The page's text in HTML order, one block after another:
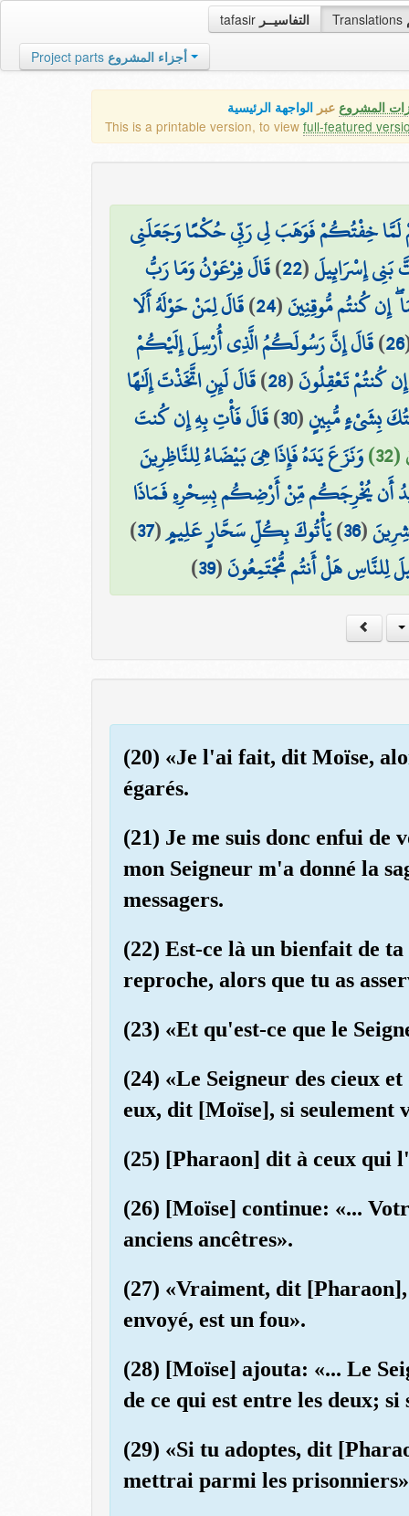
tafasir التفاسيــر Translations
Project parts أجزاء المشروع
المشروع عبر الواجهة الرئيسية
This is a printable version, to view full-featured
خِفْتُكُمْ فَوَهَبَ لِي رَبِّي حُكْمًا وَجَعَلَنِي
إِسْرَائِيلَ(
22
)قَالَ فِرْعَوْنُ وَمَا رَبُّ
إِن كُنتُم مُّوقِنِينَ(
24
)قَالَ لِمَنْ حَوْلَهُ أَلَا
26
)قَالَ إِنَّ رَسُولَكُمُ الَّذِي أُرْسِلَ إِلَيْكُمْ
كُنتُمْ تَعْقِلُونَ(
28
)قَالَ لَئِنِ اتَّخَذْتَ إِلَٰهًا
بِشَيْءٍ مُّبِينٍ(
30
)قَالَ فَأْتِ بِهِ إِن كُنتَ
وَنَزَعَ يَدَهُ فَإِذَا هِيَ بَيْضَاءُ لِلنَّاظِرِينَ
أَن يُخْرِجَكُم مِّنْ أَرْضِكُم بِسِحْرِهِ فَمَاذَا
(
36
)يَأْتُوكَ بِكُلِّ سَحَّارٍ عَلِيمٍ(
37
)
لِلنَّاسِ هَلْ أَنتُم مُّجْتَمِعُونَ(
39
)
(20) «Je l'ai fait, dit Moïse,
égarés.
(21) Je me suis donc enfui de
mon Seigneur m'a donné la
messagers.
(22) Est-ce là un bienfait de
reproche, alors que tu as
(23) «Et qu'est-ce que le
(24) «Le Seigneur des cieux
eux, dit [Moïse], si seulement
(25) [Pharaon] dit à ceux qui
(26) [Moïse] continue: «...
anciens ancêtres».
(27) «Vraiment, dit
envoyé, est un fou».
(28) [Moïse] ajouta: «... Le
de ce qui est entre les deux;
(29) «Si tu adoptes, dit
mettrai parmi les